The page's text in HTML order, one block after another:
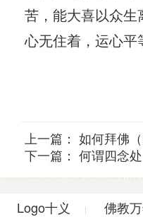
苦，能大喜以众
心无住着，运心平
上一篇： 如何拜佛
下一篇： 何谓四念处
Logo十义 | 佛教